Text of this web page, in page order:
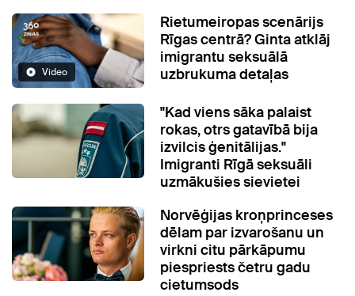
Video
Rietumeiropas scenārijs
Rīgas centrā? Ginta atklāj
imigrantu seksuālā
uzbrukuma detaļas
"Kad viens sāka palaist
rokas, otrs gatavībā bija
izvilcis ģenitālijas."
Imigranti Rīgā seksuāli
uzmākušies sievietei
Norvēģijas kroņprinceses
dēlam par izvarošanu un
virkni citu pārkāpumu
piespriests četru gadu
cietumsods